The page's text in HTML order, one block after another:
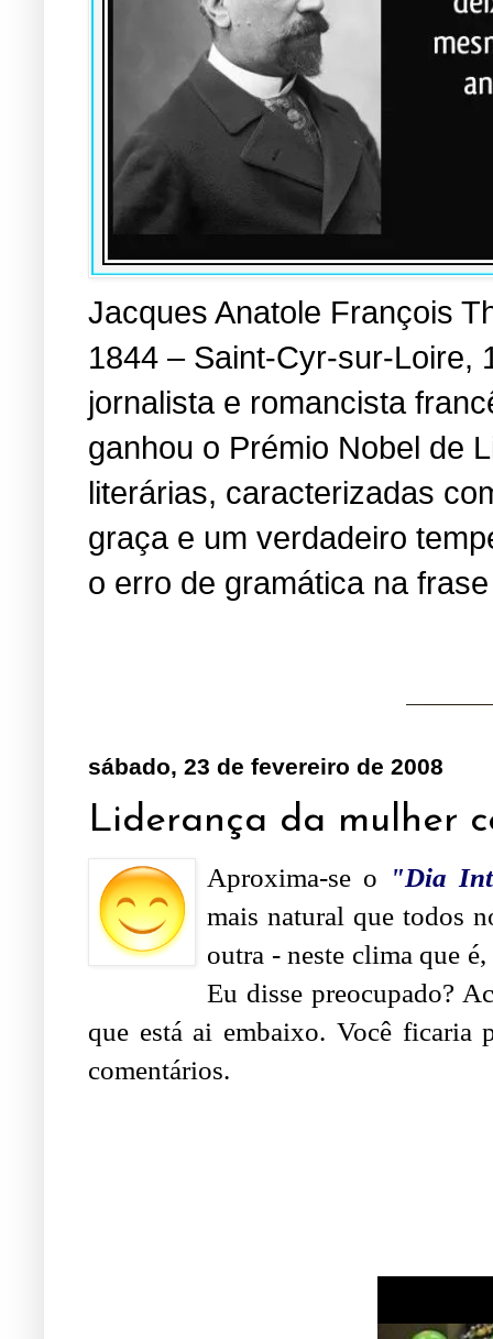
Jacques Anatole François
1844 – Saint-Cyr-sur-Loire,
jornalista e romancista
ganhou o Prémio Nobel de
literárias, caracterizadas
graça e um verdadeiro
o erro de gramática na
sábado, 23 de fevereiro de 2008
Liderança da mulher
Aproxima-se o "Dia
mais natural que todos
outra - neste clima que
Eu disse preocupado?
que está ai embaixo. Você ficaria
comentários.